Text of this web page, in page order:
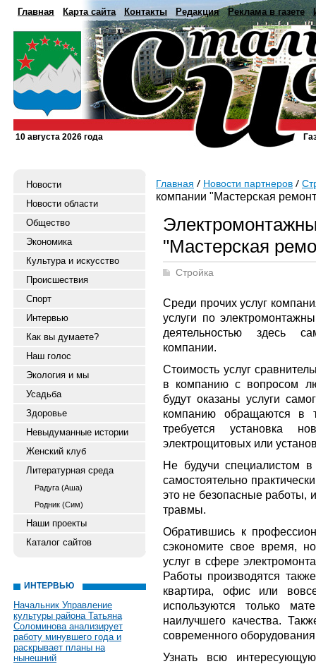
Главная Карта сайта Контакты Редакция Реклама в газете
10 августа 2026 года
Новости
Новости области
Общество
Экономика
Культура и искусство
Происшествия
Спорт
Интервью
Как вы думаете?
Наш голос
Экология и мы
Усадьба
Здоровье
Невыдуманные истории
Женский клуб
Литературная среда
Радуга (Аша)
Родник (Сим)
Наши проекты
Каталог сайтов
ИНТЕРВЬЮ
Начальник Управление
культуры района Татьяна
Соломинова анализирует
работу минувшего года и
раскрывает планы на
нынешний
Главная Новости партнеров
компании "Мастерская
"Мастерская
Стройка
Среди прочих услуг
услуги по
деятельностью здесь
компании.
Стоимость услуг
в компанию с вопросом
будут оказаны услуги
компанию обращаются в
требуется установка
электрощитовых или
Не будучи специалистом в
самостоятельно
это не безопасные работы,
травмы.
Обратившись к
сэкономите свое время,
услуг в сфере
Работы производятся
квартира, офис или
используются только
наилучшего качества.
современного
Узнать всю